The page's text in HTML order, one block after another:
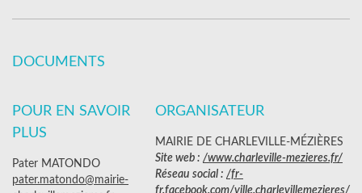
DOCUMENTS
POUR EN SAVOIR
PLUS
Pater MATONDO
pater.matondo@mairie-
ORGANISATEUR
MAIRIE DE CHARLEVILLE-MÉZIÈRES
Site web : /www.charleville-mezieres.fr/
Réseau social : /fr-
fr.facebook.com/ville.charlevillemezieres/